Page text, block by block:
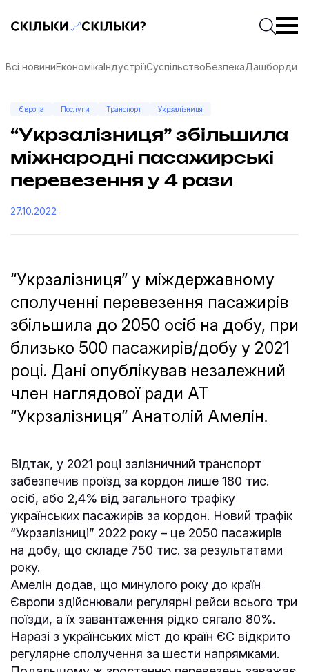
Скільки-скільки? — Медіа про суспільні даніПочати
Всі новиниЕкономікаІндустріїСуспільствоБезпекаДашборди
Європа Послуги Транспорт Укрзалізниця
“Укрзалізниця” збільшила
міжнародні пасажирські
перевезення у 4 рази
27.10.2022
“Укрзалізниця” у міждержавному
сполученні перевезення пасажирів
збільшила до 2050 осіб на добу, при
близько 500 пасажирів/добу у 2021
році. Дані опублікував незалежний
член наглядової ради АТ
“Укрзалізниця” Анатолій Амелін.
Відтак, у 2021 році залізничний транспорт
забезпечив проїзд за кордон лише 180 тис.
осіб, або 2,4% від загального трафіку
українських пасажирів за кордон. Новий трафік
“Укрзалізниці” 2022 року – це 2050 пасажирів
на добу, що складе 750 тис. за результатами
року.
Амелін додав, що минулого року до країн
Європи здійснювали регулярні рейси всього три
поїзди, а їх завантаження рідко сягало 80%.
Наразі з українських міст до країн ЄС відкрито
регулярне сполучення за шести напрямками.